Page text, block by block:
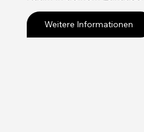
Weitere Informationen